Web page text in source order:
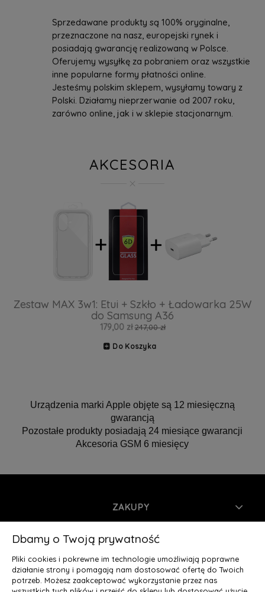
Sprzedawane produkty są 100% oryginalne,
przeznaczone na nasz, europejski rynek i
posiadają gwarancję realizowaną w Polsce.
Oferujemy wysyłkę za pobraniem oraz wszystkie
inne popularne formy płatności online.
Jesteśmy polskim sklepem, wysyłamy towary z
Polski. Działamy nieprzerwanie od 2007 roku,
zarówno online, jak i w sklepie stacjonarnym.
AKCESORIA
Zestaw MAX 3w1: Etui + Szkło + Ładowarka 25W
do Samsung A36
179,00 zł 247,00 zł
Do Koszyka
Urządzenia marki Apple objęte są 12 miesięczną
gwarancją
Pozostałe produkty posiadają 24 miesiące gwarancji
Akcesoria GSM 6 miesięcy
ZAKUPY
INFORMACJE
MOJE KONTO
Dbamy o Twoją prywatność
Pliki cookies i pokrewne im technologie umożliwiają poprawne
działanie strony i pomagają nam dostosować ofertę do Twoich
potrzeb. Możesz zaakceptować wykorzystanie przez nas